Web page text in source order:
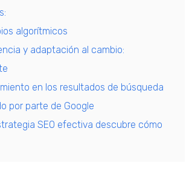
algorítmicos
y adaptación al cambio:
en los resultados de búsqueda
por parte de Google
SEO efectiva descubre cómo